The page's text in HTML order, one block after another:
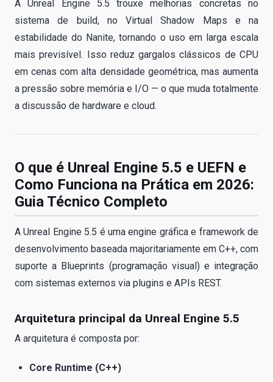
A Unreal Engine 5.5 trouxe melhorias concretas no
sistema de build, no Virtual Shadow Maps e na
estabilidade do Nanite, tornando o uso em larga escala
mais previsível. Isso reduz gargalos clássicos de CPU
em cenas com alta densidade geométrica, mas aumenta
a pressão sobre memória e I/O — o que muda totalmente
a discussão de hardware e cloud.
O que é Unreal Engine 5.5 e UEFN e
Como Funciona na Prática em 2026:
Guia Técnico Completo
A Unreal Engine 5.5 é uma engine gráfica e framework de
desenvolvimento baseada majoritariamente em C++, com
suporte a Blueprints (programação visual) e integração
com sistemas externos via plugins e APIs REST.
Arquitetura principal da Unreal Engine 5.5
A arquitetura é composta por:
Core Runtime (C++)